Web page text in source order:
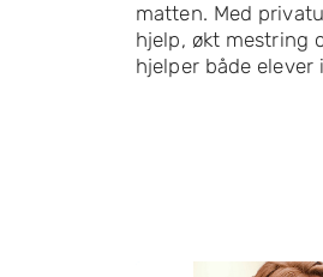
matten. Med
hjelp, økt mestring
hjelper både elever